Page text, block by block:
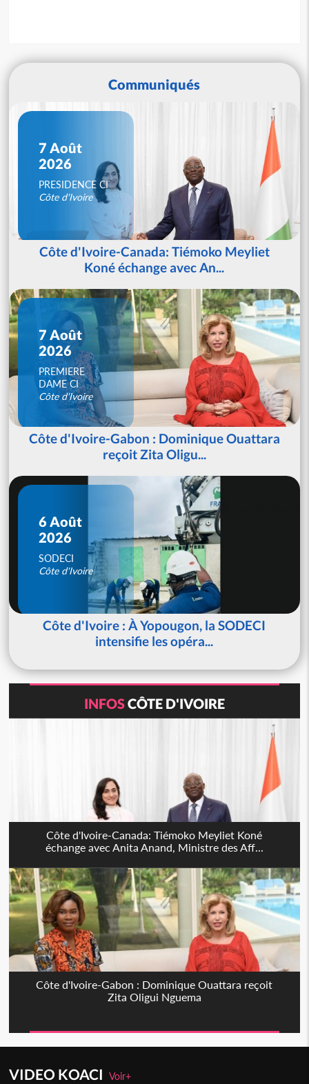
Communiqués
7 Août
2026
PRESIDENCE CI
Côte d'Ivoire
Côte d'Ivoire-Canada: Tiémoko Meyliet
Koné échange avec An...
7 Août
2026
PREMIERE
DAME CI
Côte d'Ivoire
Côte d'Ivoire-Gabon : Dominique Ouattara
reçoit Zita Oligu...
6 Août
2026
SODECI
Côte d'Ivoire
Côte d'Ivoire : À Yopougon, la SODECI
intensifie les opéra...
INFOSCÔTE D'IVOIRE
Côte d'Ivoire-Canada: Tiémoko Meyliet Koné
échange avec Anita Anand, Ministre des Aff...
Côte d'Ivoire-Gabon : Dominique Ouattara reçoit
Zita Oligui Nguema
VIDEO KOACIVoir+